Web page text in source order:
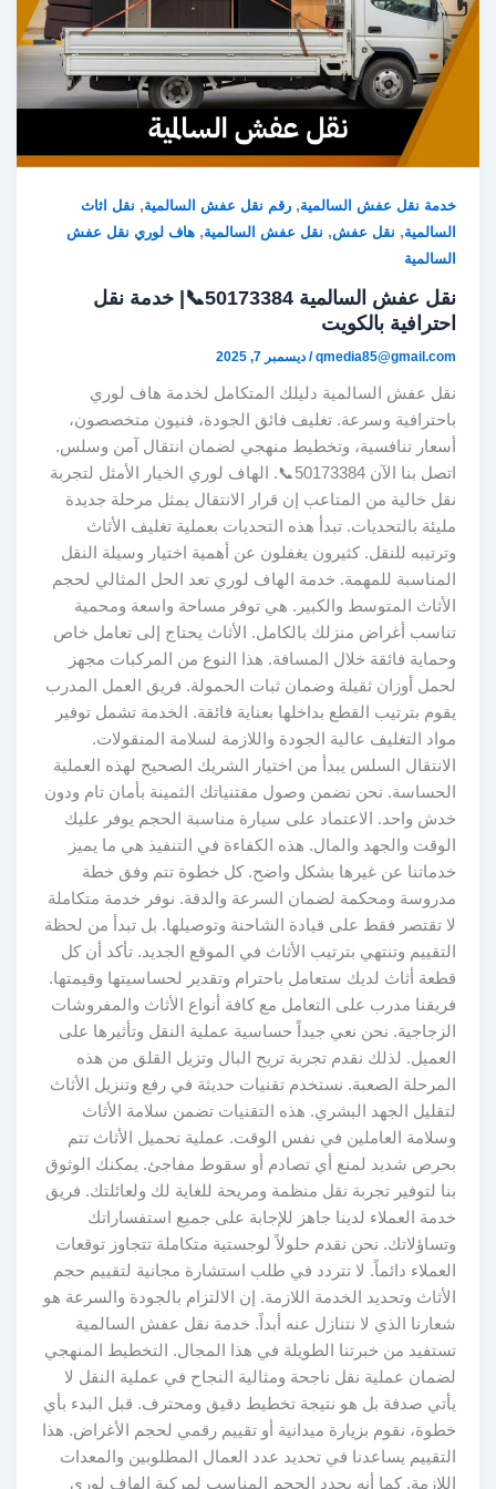
خدمة نقل عفش السالمية,رقم نقل عفش السالمية, نقل اثاث
السالمية, نقل عفش, نقل عفش السالمية,هاف لوري نقل عفش
السالمية
نقل عفش السالمية 50173384📞| خدمة نقل
احترافية بالكويت
qmedia85@gmail.com
/ديسمبر 7, 2025
نقل عفش السالمية دليلك المتكامل لخدمة هاف لوري
باحترافية وسرعة. تغليف فائق الجودة، فنيون متخصصون،
أسعار تنافسية، وتخطيط منهجي لضمان انتقال آمن وسلس.
اتصل بنا الآن 50173384📞. الهاف لوري الخيار الأمثل لتجربة
نقل خالية من المتاعب إن قرار الانتقال يمثل مرحلة جديدة
مليئة بالتحديات. تبدأ هذه التحديات بعملية تغليف الأثاث
وترتيبه للنقل. كثيرون يغفلون عن أهمية اختيار وسيلة النقل
المناسبة للمهمة. خدمة الهاف لوري تعد الحل المثالي لحجم
الأثاث المتوسط والكبير. هي توفر مساحة واسعة ومحمية
تناسب أغراض منزلك بالكامل. الأثاث يحتاج إلى تعامل خاص
وحماية فائقة خلال المسافة. هذا النوع من المركبات مجهز
لحمل أوزان ثقيلة وضمان ثبات الحمولة. فريق العمل المدرب
يقوم بترتيب القطع بداخلها بعناية فائقة. الخدمة تشمل توفير
مواد التغليف عالية الجودة واللازمة لسلامة المنقولات.
الانتقال السلس يبدأ من اختيار الشريك الصحيح لهذه العملية
الحساسة. نحن نضمن وصول مقتنياتك الثمينة بأمان تام ودون
خدش واحد. الاعتماد على سيارة مناسبة الحجم يوفر عليك
الوقت والجهد والمال. هذه الكفاءة في التنفيذ هي ما يميز
خدماتنا عن غيرها بشكل واضح. كل خطوة تتم وفق خطة
مدروسة ومحكمة لضمان السرعة والدقة. نوفر خدمة متكاملة
لا تقتصر فقط على قيادة الشاحنة وتوصيلها. بل تبدأ من لحظة
التقييم وتنتهي بترتيب الأثاث في الموقع الجديد. تأكد أن كل
قطعة أثاث لديك ستعامل باحترام وتقدير لحساسيتها وقيمتها.
فريقنا مدرب على التعامل مع كافة أنواع الأثاث والمفروشات
الزجاجية. نحن نعي جيداً حساسية عملية النقل وتأثيرها على
العميل. لذلك نقدم تجربة تريح البال وتزيل القلق من هذه
المرحلة الصعبة. نستخدم تقنيات حديثة في رفع وتنزيل الأثاث
لتقليل الجهد البشري. هذه التقنيات تضمن سلامة الأثاث
وسلامة العاملين في نفس الوقت. عملية تحميل الأثاث تتم
بحرص شديد لمنع أي تصادم أو سقوط مفاجئ. يمكنك الوثوق
بنا لتوفير تجربة نقل منظمة ومريحة للغاية لك ولعائلتك. فريق
خدمة العملاء لدينا جاهز للإجابة على جميع استفساراتك
وتساؤلاتك. نحن نقدم حلولاً لوجستية متكاملة تتجاوز توقعات
العملاء دائماً. لا تتردد في طلب استشارة مجانية لتقييم حجم
الأثاث وتحديد الخدمة اللازمة. إن الالتزام بالجودة والسرعة هو
شعارنا الذي لا نتنازل عنه أبداً. خدمة نقل عفش السالمية
تستفيد من خبرتنا الطويلة في هذا المجال. التخطيط المنهجي
لضمان عملية نقل ناجحة ومثالية النجاح في عملية النقل لا
يأتي صدفة بل هو نتيجة تخطيط دقيق ومحترف. قبل البدء بأي
خطوة، نقوم بزيارة ميدانية أو تقييم رقمي لحجم الأغراض. هذا
التقييم يساعدنا في تحديد عدد العمال المطلوبين والمعدات
اللازمة. كما أنه يحدد الحجم المناسب لمركبة الهاف لوري